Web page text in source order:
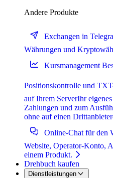
Andere Produkte
Exchangen in
Währungen und
Kursmanagement
Positionskontrolle und
auf Ihrem ServerIhr
Zahlungen und zum
ohne auf einen
Online-Chat für den
Website, Operator-Konto,
einem Produkt.
Drehbuch kaufen
Dienstleistungen